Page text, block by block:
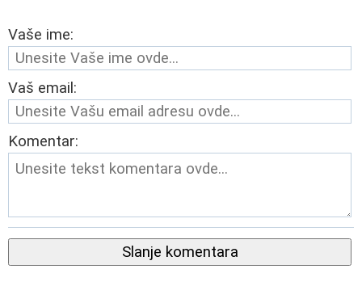
Vaše ime:
Vaš email:
Komentar:
Slanje komentara